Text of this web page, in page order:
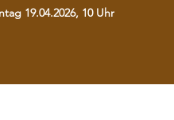
19.04.2026, 10 Uhr